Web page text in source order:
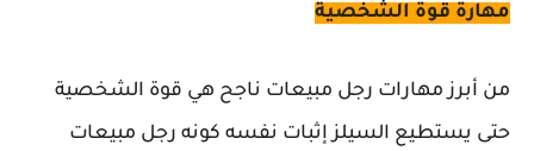
مهارة قوة الشخصية
من أبرز مهارات رجل مبيعات ناجح هي قوة الشخصية
حتى يستطيع السيلز إثبات نفسه كونه رجل مبيعات